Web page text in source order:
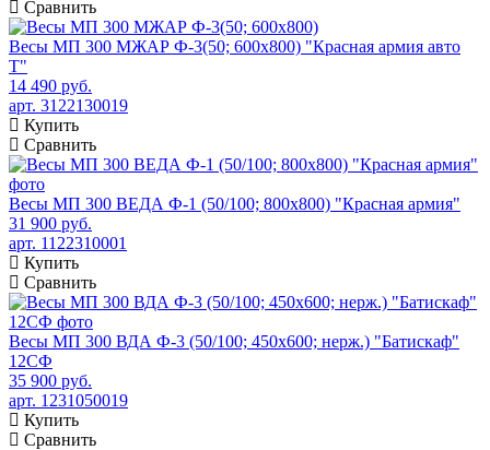
Сравнить
Весы МП 300 МЖАР Ф-3(50; 600х800) "Красная армия авто
Т"
14 490 руб.
арт. 3122130019
Купить
Сравнить
Весы МП 300 ВЕДА Ф-1 (50/100; 800х800) "Красная армия"
31 900 руб.
арт. 1122310001
Купить
Сравнить
Весы МП 300 ВДА Ф-3 (50/100; 450х600; нерж.) "Батискаф"
12СФ
35 900 руб.
арт. 1231050019
Купить
Сравнить